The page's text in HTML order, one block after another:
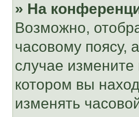
» На
Возможно,
часовому поясу,
случае измените
котором вы
изменять